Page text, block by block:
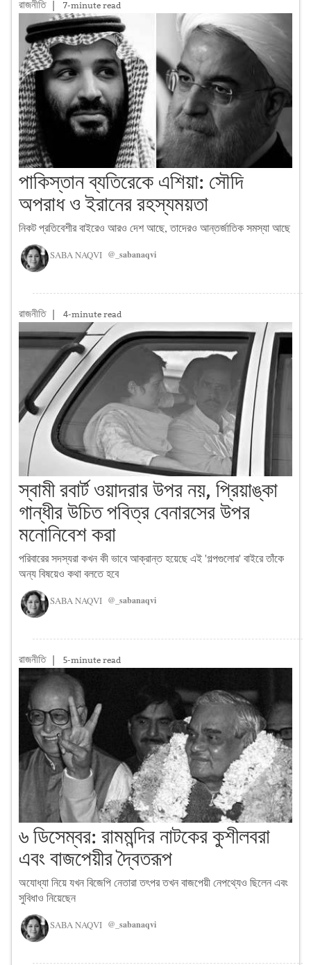
রাজনীতি|7-minute read
পাকিস্তান ব্যতিরেকে এশিয়া: সৌদি
অপরাধ ও ইরানের রহস্যময়তা
নিকট প্রতিবেশীর বাইরেও আরও দেশ আছে, তাদেরও আন্তর্জাতিক সমস্যা আছে
SABA NAQVI @_sabanaqvi
রাজনীতি|4-minute read
স্বামী রবার্ট ওয়াদরার উপর নয়, প্রিয়াঙ্কা
গান্ধীর উচিত পবিত্র বেনারসের উপর
মনোনিবেশ করা
পরিবারের সদস্যরা কখন কী ভাবে আক্রান্ত হয়েছে এই 'গল্পগুলোর' বাইরে তাঁকে
অন্য বিষয়েও কথা বলতে হবে
SABA NAQVI @_sabanaqvi
রাজনীতি|5-minute read
৬ ডিসেম্বর: রামমন্দির নাটকের কুশীলবরা
এবং বাজপেয়ীর দ্বৈতরূপ
অযোধ্যা নিয়ে যখন বিজেপি নেতারা তৎপর তখন বাজপেয়ী নেপথ্যেও ছিলেন এবং
সুবিধাও নিয়েছেন
SABA NAQVI @_sabanaqvi